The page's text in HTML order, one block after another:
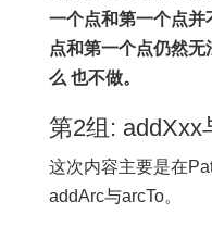
一个点和第一个点并
点和第一个点仍然
么 也不做。
第2组: addXxx
这次内容主要是在
addArc与arcTo。